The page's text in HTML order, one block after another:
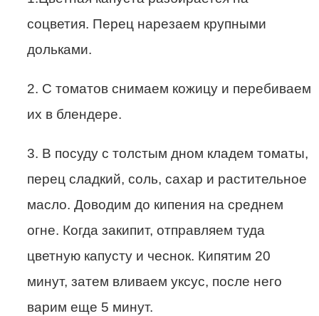
соцветия. Перец нарезаем крупными
дольками.
2. С томатов снимаем кожицу и перебиваем
их в блендере.
3. В посуду с толстым дном кладем томаты,
перец сладкий, соль, сахар и растительное
масло. Доводим до кипения на среднем
огне. Когда закипит, отправляем туда
цветную капусту и чеснок. Кипятим 20
минут, затем вливаем уксус, после него
варим еще 5 минут.